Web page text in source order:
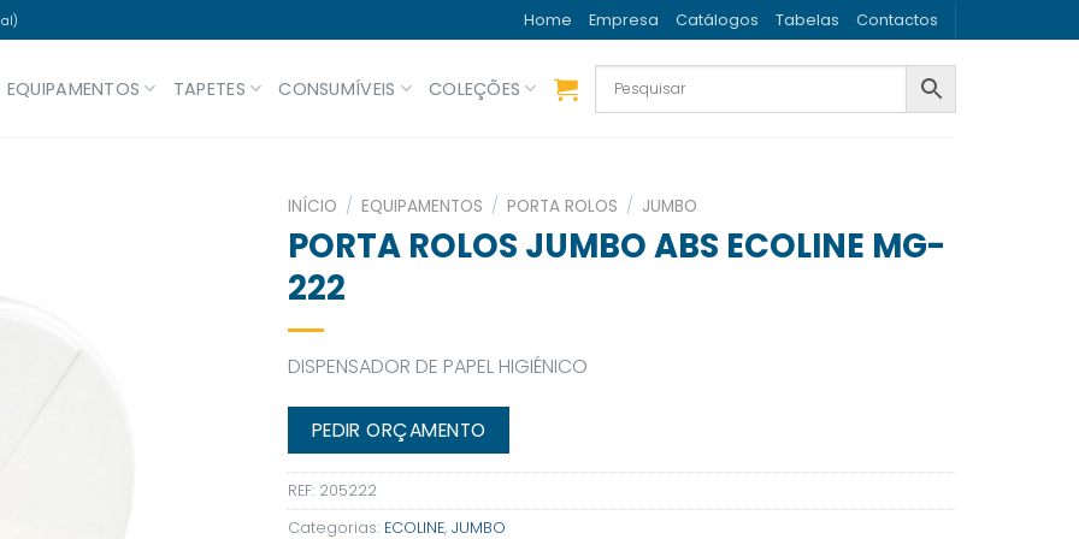
Home Empresa Catálogos Tabelas Contactos
EQUIPAMENTOS TAPETES CONSUMÍVEIS COLEÇÕES
INÍCIO / EQUIPAMENTOS / PORTA ROLOS / JUMBO
PORTA ROLOS JUMBO ABS ECOLINE MG-
222
DISPENSADOR DE PAPEL HIGIÉNICO
PEDIR ORÇAMENTO
REF: 205222
Categorias: ECOLINE, JUMBO